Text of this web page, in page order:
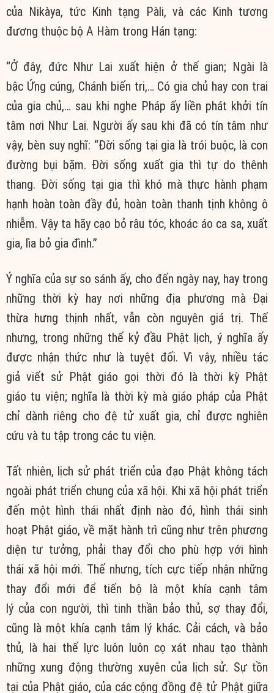
của Nikàya, tức Kinh tạng Pàli, và các Kinh tương
đương thuộc bộ A Hàm trong Hán tạng:
“Ở đây, đức Như Lai xuất hiện ở thế gian; Ngài là
bậc Ứng cúng, Chánh biến tri,… Có gia chủ hay con trai
của gia chủ,… sau khi nghe Pháp ấy liền phát khởi tín
tâm nơi Như Lai. Người ấy sau khi đã có tín tâm như
vậy, bèn suy nghĩ: “Đời sống tại gia là trói buộc, là con
đường bụi bặm. Đời sống xuất gia thì tự do thênh
thang. Đời sống tại gia thì khó mà thực hành phạm
hạnh hoàn toàn đầy đủ, hoàn toàn thanh tịnh không ô
nhiễm. Vậy ta hãy cạo bỏ râu tóc, khoác áo ca sa, xuất
gia, lìa bỏ gia đình.”
Ý nghĩa của sự so sánh ấy, cho đến ngày nay, hay trong
những thời kỳ hay nơi những địa phương mà Đại
thừa hưng thịnh nhất, vẫn còn nguyên giá trị. Thế
nhưng, trong những thế kỷ đầu Phật lịch, ý nghĩa ấy
được nhận thức như là tuyệt đối. Vì vậy, nhiều tác
giả viết sử Phật giáo gọi thời đó là thời kỳ Phật
giáo tu viện; nghĩa là thời kỳ mà giáo pháp của Phật
chỉ dành riêng cho đệ tử xuất gia, chỉ được nghiên
cứu và tu tập trong các tu viện.
Tất nhiên, lịch sử phát triển của đạo Phật không tách
ngoài phát triển chung của xã hội. Khi xã hội phát triển
đến một hình thái nhất định nào đó, hình thái sinh
hoạt Phật giáo, về mặt hành trì cũng như trên phương
diện tư tưởng, phải thay đổi cho phù hợp với hình
thái xã hội mới. Thế nhưng, tích cực tiếp nhận những
thay đổi mới để tiến bộ là một khía cạnh tâm
lý của con người, thì tinh thần bảo thủ, sợ thay đổi,
cũng là một khía cạnh tâm lý khác. Cải cách, và bảo
thủ, là hai thế lực luôn luôn cọ xát nhau tạo thành
những xung động thường xuyên của lịch sử. Sự tồn
tại của Phật giáo, của các cộng đồng đệ tử Phật giữa